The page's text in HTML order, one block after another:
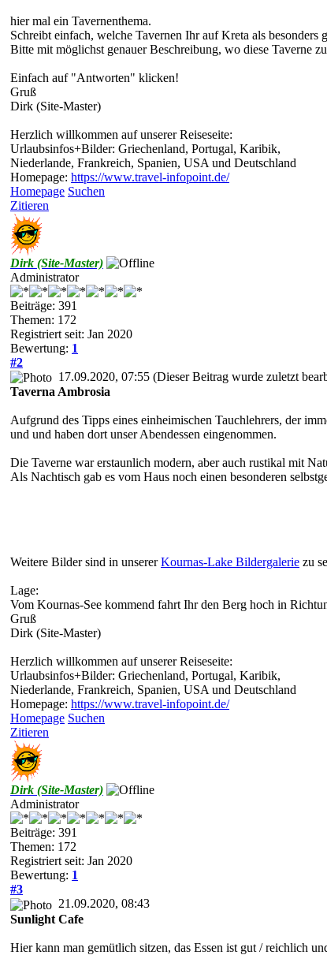
hier mal ein Tavernenthema.
Schreibt einfach, welche Tavernen Ihr auf Kreta als besonders
Bitte mit möglichst genauer Beschreibung, wo diese Taverne
Einfach auf "Antworten" klicken!
Gruß
Dirk (Site-Master)
Herzlich willkommen auf unserer Reiseseite:
Urlaubsinfos+Bilder: Griechenland, Portugal, Karibik,
Niederlande, Frankreich, Spanien, USA und Deutschland
Homepage: https://www.travel-infopoint.de/
Homepage Suchen
Zitieren
Dirk (Site-Master)
Administrator
Beiträge: 391
Themen: 172
Registriert seit: Jan 2020
Bewertung: 1
#2
17.09.2020, 07:55 (Dieser Beitrag wurde zuletzt
Taverna Ambrosia
Aufgrund des Tipps eines einheimischen Tauchlehrers, der
und und haben dort unser Abendessen eingenommen.
Die Taverne war erstaunlich modern, aber auch rustikal mit
Als Nachtisch gab es vom Haus noch einen besonderen
Weitere Bilder sind in unsererKournas-Lake Bildergalerie zu
Lage:
Vom Kournas-See kommend fahrt Ihr den Berg hoch in
Gruß
Dirk (Site-Master)
Herzlich willkommen auf unserer Reiseseite:
Urlaubsinfos+Bilder: Griechenland, Portugal, Karibik,
Niederlande, Frankreich, Spanien, USA und Deutschland
Homepage: https://www.travel-infopoint.de/
Homepage Suchen
Zitieren
Dirk (Site-Master)
Administrator
Beiträge: 391
Themen: 172
Registriert seit: Jan 2020
Bewertung: 1
#3
21.09.2020, 08:43
Sunlight Cafe
Hier kann man gemütlich sitzen, das Essen ist gut / reichlich